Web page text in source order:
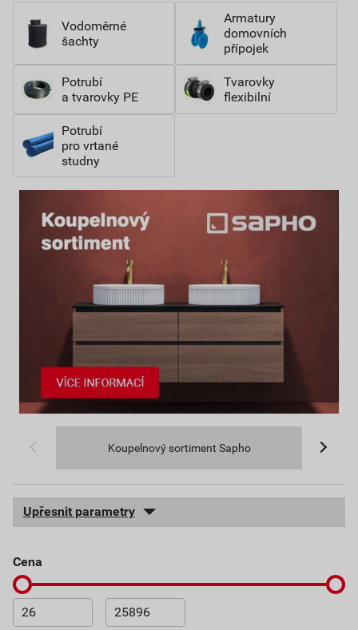
Vodoměrné
šachty
Armatury
domovních
přípojek
Potrubí
a tvarovky PE
Tvarovky
flexibilní
Potrubí
pro vrtané
studny
Koupelnový sortiment Sapho
Upřesnit parametry
cena